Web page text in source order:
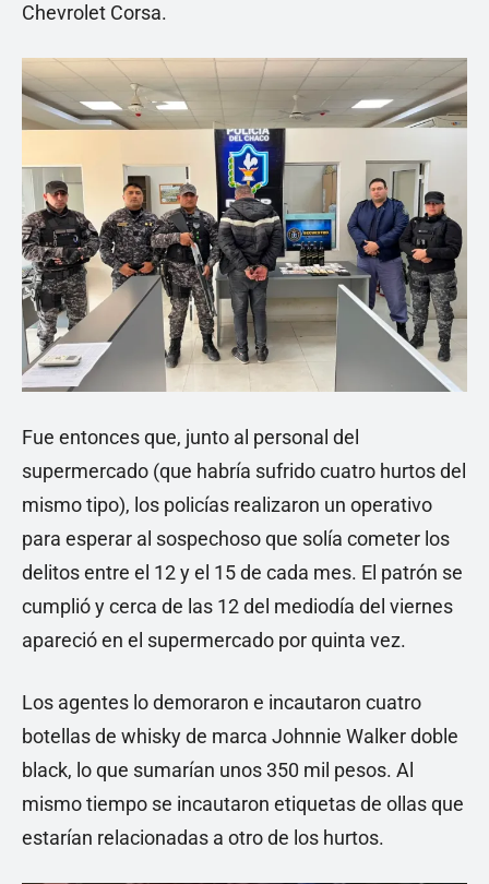
Chevrolet Corsa.
Fue entonces que, junto al personal del
supermercado (que habría sufrido cuatro hurtos del
mismo tipo), los policías realizaron un operativo
para esperar al sospechoso que solía cometer los
delitos entre el 12 y el 15 de cada mes. El patrón se
cumplió y cerca de las 12 del mediodía del viernes
apareció en el supermercado por quinta vez.
Los agentes lo demoraron e incautaron cuatro
botellas de whisky de marca Johnnie Walker doble
black, lo que sumarían unos 350 mil pesos. Al
mismo tiempo se incautaron etiquetas de ollas que
estarían relacionadas a otro de los hurtos.